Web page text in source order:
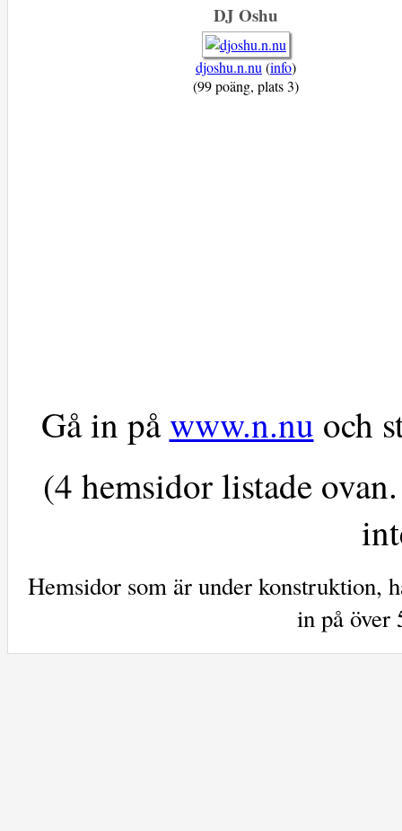
DJ Oshu
djoshu.n.nu (info)
(99 poäng, plats 3)
Gå in påwww.n.nu och
(4 hemsidor listade
Hemsidor som är under konstruktion,
in på över